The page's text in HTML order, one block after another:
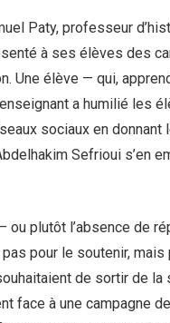
Paty, professeur
à ses élèves des
Une élève — qui,
a humilié les
sociaux en donnant
Sefrioui s’en
ou plutôt l’absence de
pour le soutenir, mais
de sortir de la
face à une campagne de